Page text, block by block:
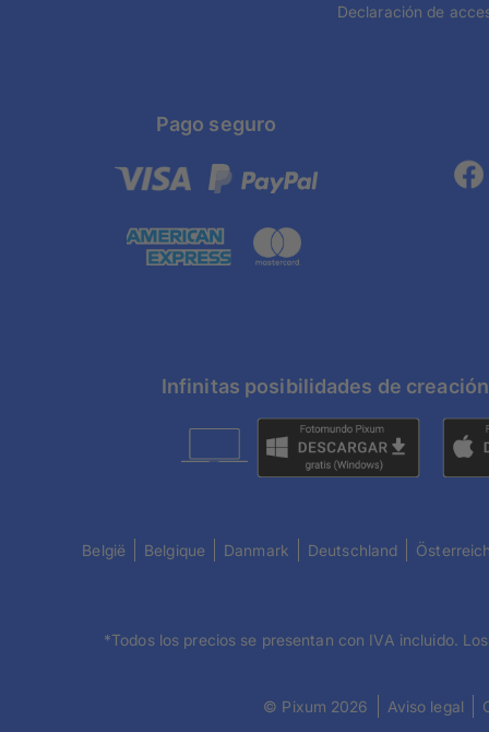
Declaración de
Pago seguro
Infinitas posibilidades de
België Belgique Danmark Deutschland Österreich
*Todos los precios se presentan con IVA incluido.
© Pixum 2026 Aviso legal